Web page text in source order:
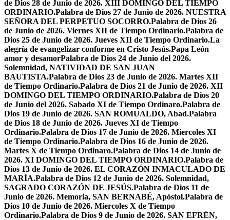
de Dios 28 de Junio de 2026. XIII DOMINGO DEL TIEMPO
ORDINARIO.Palabra de Dios 27 de Junio de 2026. NUESTRA
SEÑORA DEL PERPETUO SOCORRO.Palabra de Dios 26
de Junio de 2026. Viernes XII de Tiempo Ordinario.Palabra de
Dios 25 de Junio de 2026. Jueves XII de Tiempo Ordinario.La
alegría de evangelizar conforme en Cristo Jesús.Papa León
amor y desamorPalabra de Dios 24 de Junio del 2026.
Solemnidad, NATIVIDAD DE SAN JUAN
BAUTISTA.Palabra de Dios 23 de Junio de 2026. Martes XII
de Tiempo Ordinario.Palabra de Dios 21 de Junio de 2026. XII
DOMINGO DEL TIEMPO ORDINARIO.Palabra de Dios 20
de Junio del 2026. Sabado XI de Tiempo Ordinaro.Palabra de
Dios 19 de Junio de 2026. SAN ROMUALDO, Abad.Palabra
de Dios 18 de Junio de 2026. Jueves XI de Tiempo
Ordinario.Palabra de Dios 17 de Junio de 2026. Miercoles XI
de Tiempo Ordinario.Palabra de Dios 16 de Junio de 2026.
Martes X de Tiempo Ordinaro.Palabra de Dios 14 de Junio de
2026. XI DOMINGO DEL TIEMPO ORDINARIO.Palabra de
Dios 13 de Junio de 2026. EL CORAZÓN INMACULADO DE
MARÍA.Palabra de Dios 12 de Junio de 2026. Solemnidad,
SAGRADO CORAZÓN DE JESÚS.Palabra de Dios 11 de
Junio de 2026. Memoria, SAN BERNABÉ, Apóstol.Palabra de
Dios 10 de Junio de 2026. Miercoles X de Tiempo
Ordinario.Palabra de Dios 9 de Junio de 2026. SAN EFRÉN,